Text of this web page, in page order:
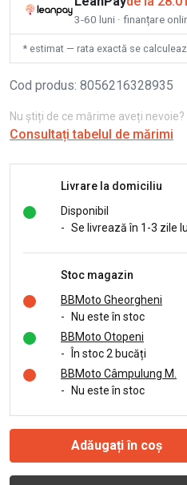
3-60 luni · finanțare
* estimat — rata exactă se
Cod produs: 8056216328935
Nu știți de ce mărime aveți nevoie?
Consultați tabelul de mărimi
Livrare la domiciliu
Disponibil
- Se livrează în 1-3 zile
Stoc magazin
BBMoto Gheorgheni
-
Nu este în stoc
BBMoto Otopeni
-
În stoc 2 bucăți
BBMoto Câmpulung M.
-
Nu este în stoc
Adăugați în coș